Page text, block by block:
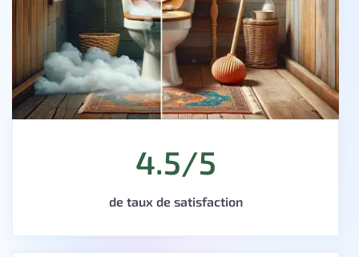
4.5/5
de taux de satisfaction